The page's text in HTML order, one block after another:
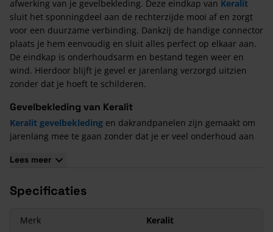
afwerking van je gevelbekleding. Deze eindkap van Keralit
sluit het sponningdeel aan de rechterzijde mooi af en zorgt
voor een duurzame verbinding. Dankzij de handige connector
plaats je hem eenvoudig en sluit alles perfect op elkaar aan.
De eindkap is onderhoudsarm en bestand tegen weer en
wind. Hierdoor blijft je gevel er jarenlang verzorgd uitzien
zonder dat je hoeft te schilderen.
Gevelbekleding van Keralit
Keralit gevelbekleding en dakrandpanelen zijn gemaakt om
jarenlang mee te gaan zonder dat je er veel onderhoud aan
werkelijkheid van hoogwaardig kunststof. Dat betekent dat ze
Met de vele beschikbare
jouw project past.
Lees meer
Specificaties
Merk
Keralit